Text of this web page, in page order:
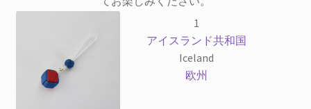
1
アイスランド共和国
Iceland
欧州